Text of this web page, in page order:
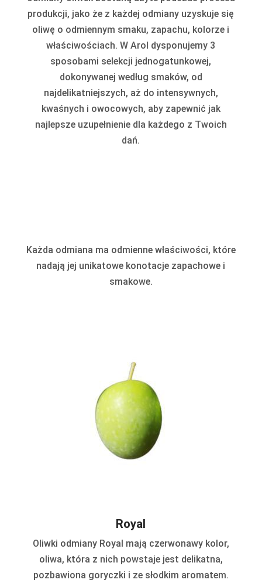
produkcji, jako że z każdej odmiany uzyskuje się
oliwę o odmiennym smaku, zapachu, kolorze i
właściwościach. W Arol dysponujemy 3
sposobami selekcji jednogatunkowej,
dokonywanej według smaków, od
najdelikatniejszych, aż do intensywnych,
kwaśnych i owocowych, aby zapewnić jak
najlepsze uzupełnienie dla każdego z Twoich
dań.
Każda odmiana ma odmienne właściwości, które
nadają jej unikatowe konotacje zapachowe i
smakowe.
Royal
Oliwki odmiany Royal mają czerwonawy kolor,
oliwa, która z nich powstaje jest delikatna,
pozbawiona goryczki i ze słodkim aromatem.